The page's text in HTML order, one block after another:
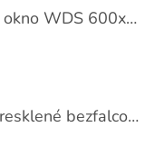
Jednokrídlové plastové okno WDS 600x1000
Dvere BERGAMO 50 presklené bezfalcové EXTRA